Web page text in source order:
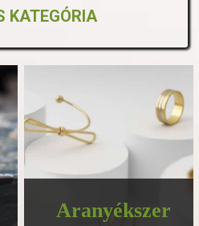
KATEGÓRIA
Aranyékszer